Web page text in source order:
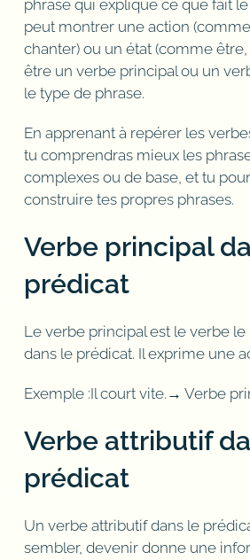
phrase qui explique ce que fait
peut montrer une action
chanter) ou un état (comme
être un verbe principal ou un
le type de phrase.
En apprenant à repérer les
tu comprendras mieux les
complexes ou de base, et tu
construire tes propres phrases.
Verbe principal
prédicat
Le verbe principal est le verbe
dans le prédicat. Il exprime une
Exemple :Il court vite.→ Verbe
Verbe attributif
prédicat
Un verbe attributif dans le
sembler, devenir donne une